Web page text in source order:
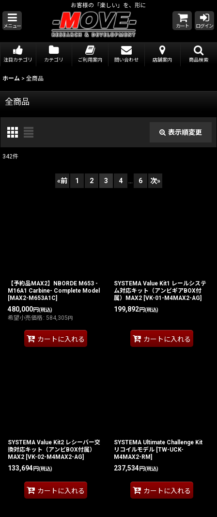
お客様の「楽しい」を、形に
メニュー カート ログイン
注目カテゴリ カテゴリ ご利用案内 問い合わせ 店舗案内 商品検索
ホーム > 全商品
全商品
表示順変更
342件
«前 1 2 3 4 6 次»
【予約品MAX2】NBORDE M653 -
M16A1 Carbine- Complete Model
[MAX2-M653A1C]
480,000円(税込)
希望小売価格 : 584,305 円
カートに入れる
SYSTEMA Value Kit1 レールシステ
ム対応キット（アンビギアBOX付
属）MAX2 [VK-01-M4MAX2-AG]
199,892円(税込)
カートに入れる
SYSTEMA Value Kit2 レシーバー交
換対応キット（アンビBOX付属）
MAX2 [VK-02-M4MAX2-AG]
133,694 円(税込)
カートに入れる
SYSTEMA Ultimate Challenge Kit
リコイルモデル [TW-UCK-
M4MAX2-RM]
237,534 円(税込)
カートに入れる